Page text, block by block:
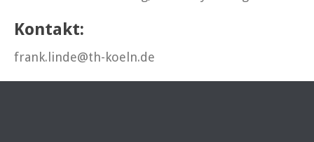
Kontakt:
frank.linde@th-koeln.de